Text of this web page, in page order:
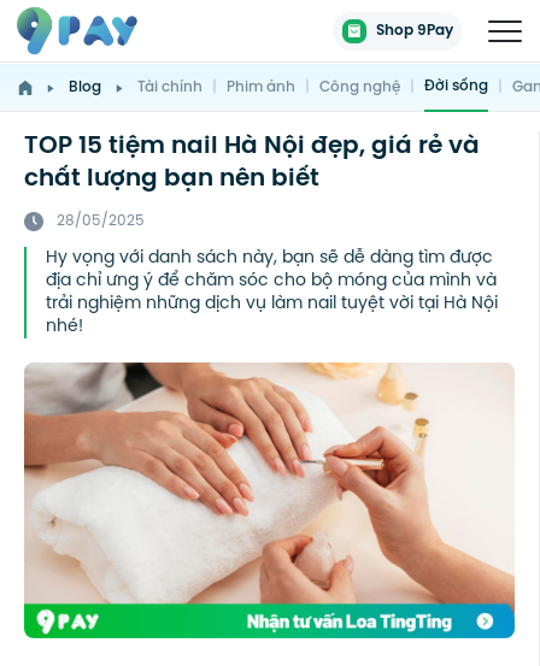
Shop 9Pay
Blog Tài chính | Phim ảnh | Công nghệ | Đời sống |
TOP 15 tiệm nail Hà Nội đẹp, giá rẻ và
chất lượng bạn nên biết
28/05/2025
Hy vọng với danh sách này, bạn sẽ dễ dàng tìm được
địa chỉ ưng ý để chăm sóc cho bộ móng của mình và
trải nghiệm những dịch vụ làm nail tuyệt vời tại Hà Nội
nhé!